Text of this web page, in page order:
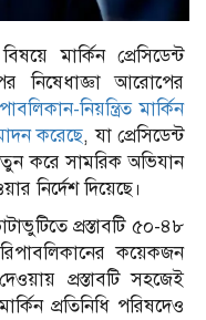
মার্কিন প্রেসিডেন্ট
নিষেধাজ্ঞা আরোপের
নিয়ন্ত্রিত মার্কিন
করেছে, যা প্রেসিডেন্ট
করে সামরিক অভিযান
নির্দেশ দিয়েছে।
প্রস্তাবটি ৫০-৪৮
কয়েকজন
প্রস্তাবটি সহজেই
প্রতিনিধি পরিষদেও